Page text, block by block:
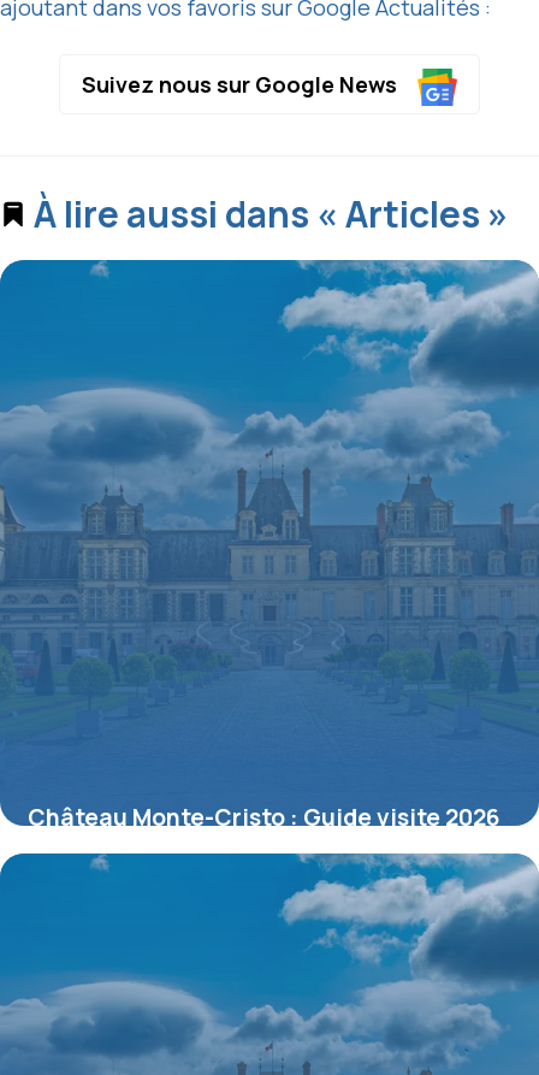
ajoutant dans vos favoris sur Google Actualités :
Suivez nous sur Google News
À lire aussi dans « Articles »
Château Monte-Cristo : Guide visite 2026
12 juillet 2026